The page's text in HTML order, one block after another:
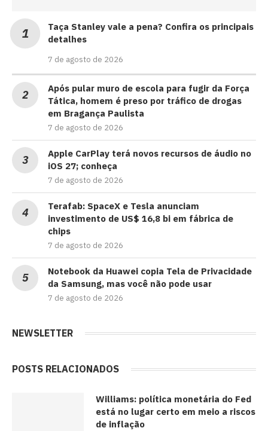
Taça Stanley vale a pena? Confira os principais
detalhes
7 de agosto de 2026
Após pular muro de escola para fugir da Força
Tática, homem é preso por tráfico de drogas
em Bragança Paulista
7 de agosto de 2026
Apple CarPlay terá novos recursos de áudio no
iOS 27; conheça
7 de agosto de 2026
Terafab: SpaceX e Tesla anunciam
investimento de US$ 16,8 bi em fábrica de
chips
7 de agosto de 2026
Notebook da Huawei copia Tela de Privacidade
da Samsung, mas você não pode usar
7 de agosto de 2026
NEWSLETTER
POSTS RELACIONADOS
Williams: política monetária do Fed
está no lugar certo em meio a riscos
de inflação